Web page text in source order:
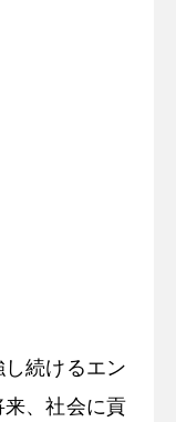
続けるエン
、社会に貢